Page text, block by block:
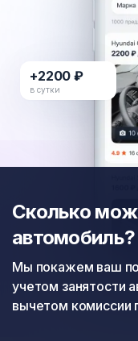
+2200 ₽
в сутки
Сколько
автомобиль?
Мы покажем ваш
учетом занятости
вычетом комиссии